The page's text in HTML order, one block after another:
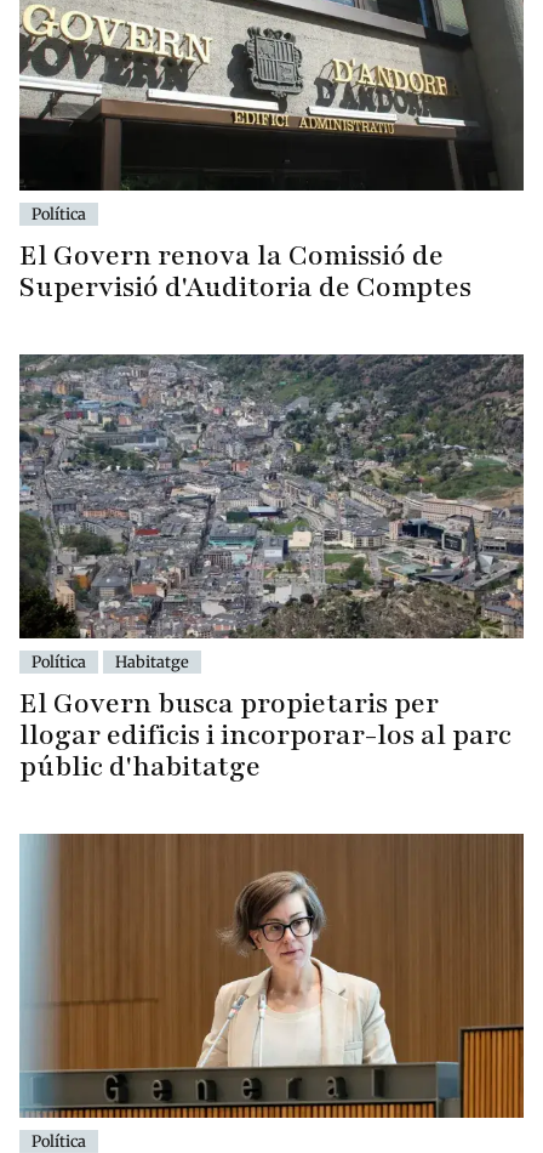
Política
El Govern renova la Comissió de
Supervisió d'Auditoria de Comptes
Política Habitatge
El Govern busca propietaris per
llogar edificis i incorporar-los al parc
públic d'habitatge
Política